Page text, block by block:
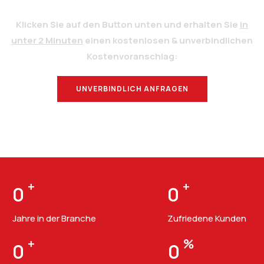
Klicken Sie auf den Button unten und erhalten Sie in
unter 2 Minuten einen kostenlosen & unverbindlichen
Kostenvoranschlag:
UNVERBINDLICH ANFRAGEN
0 +
Jahre in der Branche
0 +
Zufriedene Kunden
0 + 0 %